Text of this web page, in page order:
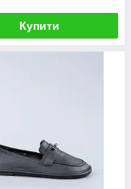
Купити